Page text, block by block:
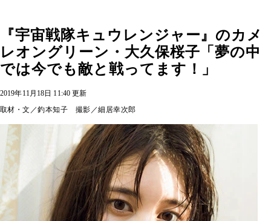
『宇宙戦隊キュウレンジャー』のカメ
レオングリーン・大久保桜子「夢の中
では今でも敵と戦ってます！」
2019年11月18日 11:40 更新
取材・文／釣本知子 撮影／細居幸次郎